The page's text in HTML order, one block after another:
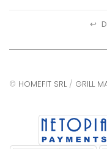
↩
© HOMEFIT SRL/ GRILL